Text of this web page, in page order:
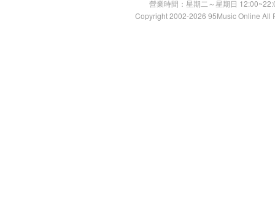
營業時間：星期二～星期日
Copyright 2002-2026 95Music Online All